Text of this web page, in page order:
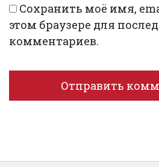
Сохранить моё имя,
этом браузере для
комментариев.